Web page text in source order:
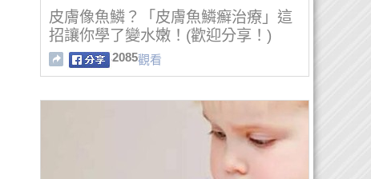
皮膚像魚鱗？「皮膚魚鱗癬治療」這
招讓你學了變水嫩！(歡迎分享！)
2085觀看